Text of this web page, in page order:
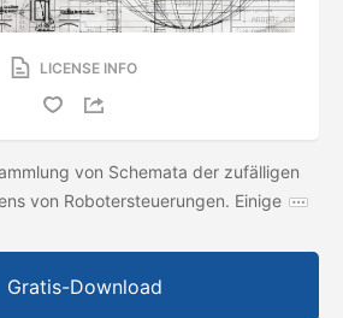
LICENSE INFO
von Schemata der zufälligen
von Robotersteuerungen. Einige
Gratis-Download